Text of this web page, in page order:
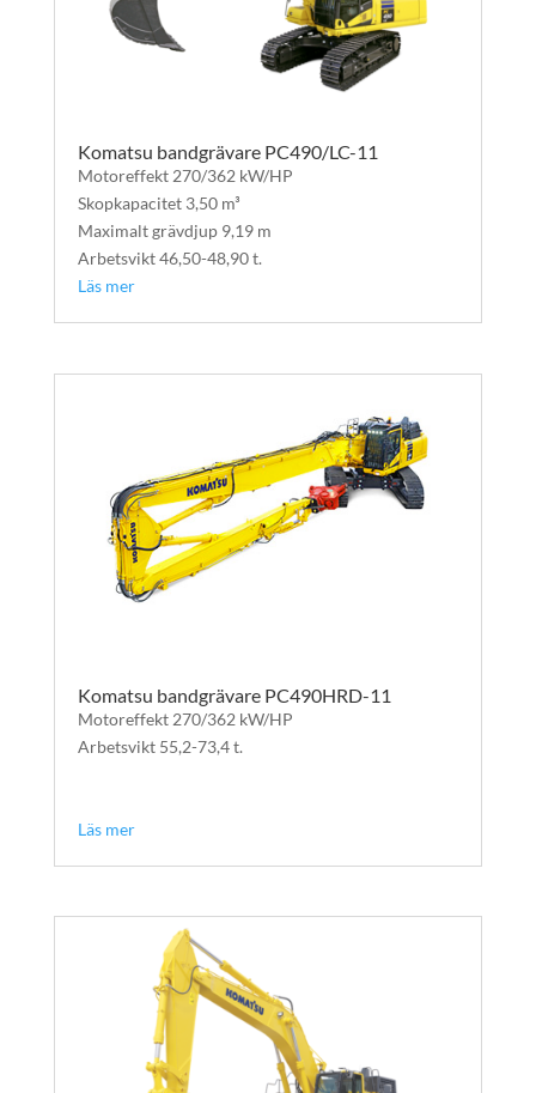
Komatsu bandgrävare PC490/LC-11
Motoreffekt 270/362 kW/HP
Skopkapacitet 3,50 m³
Maximalt grävdjup 9,19 m
Arbetsvikt 46,50-48,90 t.
Läs mer
Komatsu bandgrävare PC490HRD-11
Motoreffekt 270/362 kW/HP
Arbetsvikt 55,2-73,4 t.
Läs mer